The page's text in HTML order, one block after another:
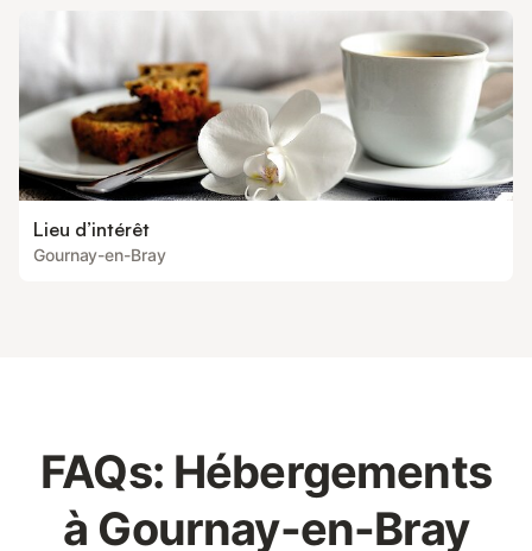
Lieu d’intérêt
Gournay-en-Bray
FAQs: Hébergements
à Gournay-en-Bray